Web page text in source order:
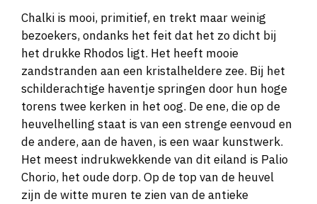
Chalki is mooi, primitief, en trekt maar weinig
bezoekers, ondanks het feit dat het zo dicht bij
het drukke Rhodos ligt. Het heeft mooie
zandstranden aan een kristalheldere zee. Bij het
schilderachtige haventje springen door hun hoge
torens twee kerken in het oog. De ene, die op de
heuvelhelling staat is van een strenge eenvoud en
de andere, aan de haven, is een waar kunstwerk.
Het meest indrukwekkende van dit eiland is Palio
Chorio, het oude dorp. Op de top van de heuvel
zijn de witte muren te zien van de antieke